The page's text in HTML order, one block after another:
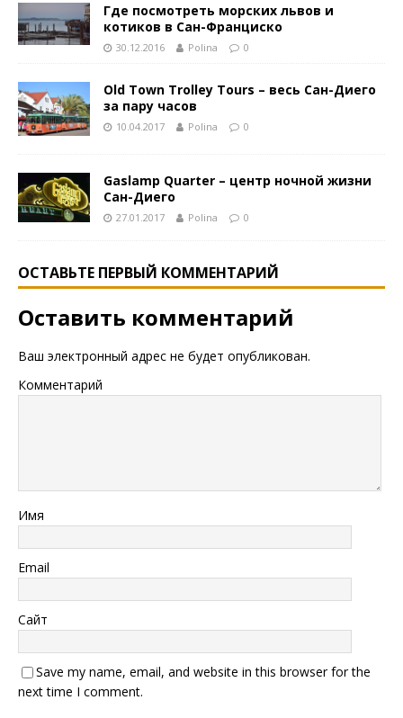
Где посмотреть морских львов и
котиков в Сан-Франциско
30.12.2016 Polina 0
Old Town Trolley Tours – весь Сан-Диего
за пару часов
10.04.2017 Polina 0
Gaslamp Quarter – центр ночной жизни
Сан-Диего
27.01.2017 Polina 0
ОСТАВЬТЕ ПЕРВЫЙ КОММЕНТАРИЙ
Оставить комментарий
Ваш электронный адрес не будет опубликован.
Комментарий
Имя
Email
Сайт
Save my name, email, and website in this browser for the
next time I comment.